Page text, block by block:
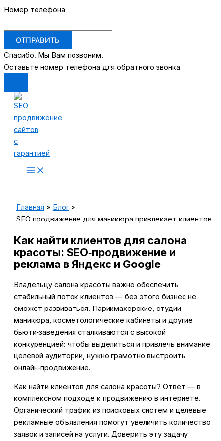
Номер телефона
ОТПРАВИТЬ
Спасибо. Мы Вам позвоним.
Оставьте номер телефона для обратного звонка
Перейти
содержимому
Main
Menu
Главная
Блог
SEO продвижение для маникюра привлекает клиентов
Как найти клиентов для салона
красоты: SEO‑продвижение и
реклама в Яндекс и Google
Владельцу салона красоты важно обеспечить
стабильный поток клиентов — без этого бизнес не
сможет развиваться. Парикмахерские, студии
маникюра, косметологические кабинеты и другие
бьюти‑заведения сталкиваются с высокой
конкуренцией: чтобы выделиться и привлечь внимание
целевой аудитории, нужно грамотно выстроить
онлайн‑продвижение.
Как найти клиентов для салона красоты? Ответ — в
комплексном подходе к продвижению в интернете.
Органический трафик из поисковых систем и целевые
рекламные объявления помогут увеличить количество
заявок и записей на услуги. Доверить эту задачу